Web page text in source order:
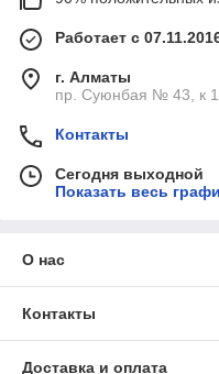
Работает с
г. Алматы
пр. Суюнбая № 43, к
Контакты
Сегодня выходной
Показать весь
О нас
Контакты
Доставка и оплата